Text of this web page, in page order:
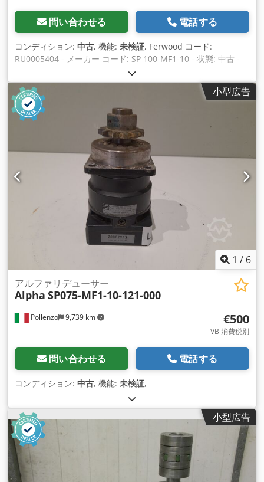
問い合わせる 電話する
コンディション: 中古, 機能: 未検証, Ferwood コード:
RU0005404 - メーカー コード: SP 100-MF1-10 - 状態: 中古 -
機能: 未テスト - ご興味があれば、修正サービスも提供してい
ますので、お問い合わせください。 Cjdpfxjv Eflwo Aahsrf
小型広告
1 / 6
Pollenzo 9,739 km
アルファリデューサー
Alpha SP075-MF1-10-121-000
€500
VB 消費税別
問い合わせる 電話する
コンディション: 中古, 機能: 未検証,
小型広告